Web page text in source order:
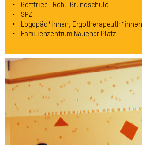
• Gottfried- Röhl-Grundschule
• SPZ
• Logopäd*innen, Ergotherapeuth*innen
• Familienzentrum Nauener Platz